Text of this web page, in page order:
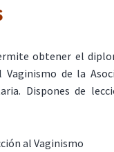
obtener el
de la
Dispones de
al Vaginismo